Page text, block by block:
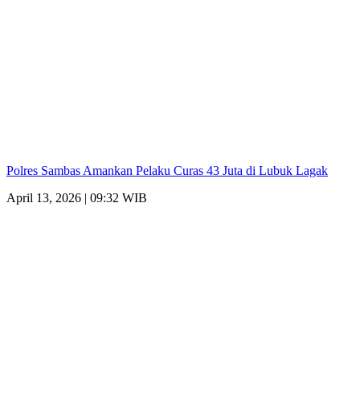
Polres Sambas Amankan Pelaku Curas 43 Juta di Lubuk Lagak
April 13, 2026 | 09:32 WIB